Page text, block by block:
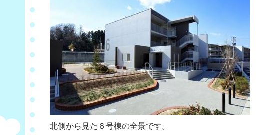
北側から見た６号棟の全景です。